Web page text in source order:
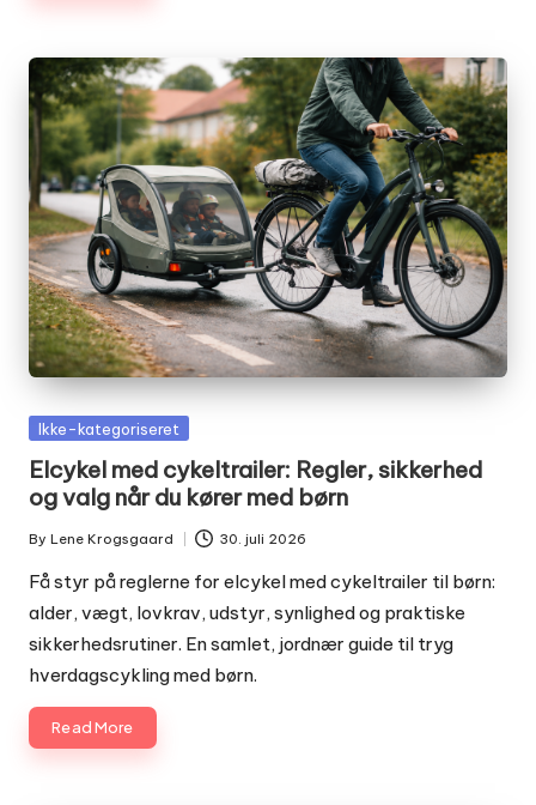
Posted
Ikke-kategoriseret
Elcykel med cykeltrailer: Regler, sikkerhed
og valg når du kører med børn
Posted
by
By Lene Krogsgaard 30. juli 2026
Få styr på reglerne for elcykel med cykeltrailer til børn:
alder, vægt, lovkrav, udstyr, synlighed og praktiske
sikkerhedsrutiner. En samlet, jordnær guide til tryg
hverdagscykling med børn.
Read More